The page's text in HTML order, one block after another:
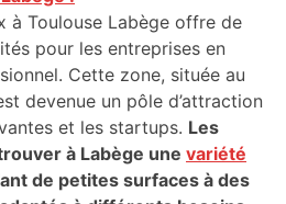
à Toulouse Labège offre de
pour les entreprises en
Cette zone, située au
devenue un pôle d’attraction
et les startups. Les
à Labège une variété
de petites surfaces à des